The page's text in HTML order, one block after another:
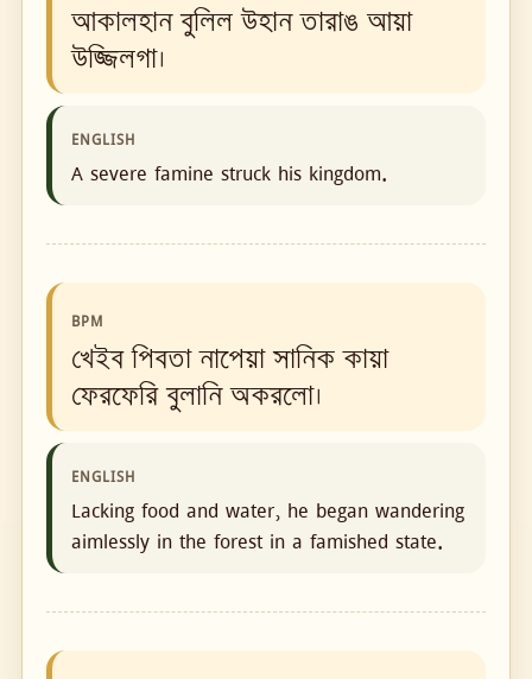
আকালহান বুলিল উহান তারাঙ আয়া
উজ্জিলগা।
ENGLISH
A severe famine struck his kingdom.
BPM
খেইব পিবতা নাপেয়া সানিক কায়া
ফেরফেরি বুলানি অকরলো।
ENGLISH
Lacking food and water, he began wandering
aimlessly in the forest in a famished state.